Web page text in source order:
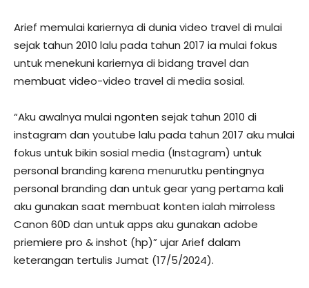
Arief memulai kariernya di dunia video travel di mulai
sejak tahun 2010 lalu pada tahun 2017 ia mulai fokus
untuk menekuni kariernya di bidang travel dan
membuat video-video travel di media sosial.
“Aku awalnya mulai ngonten sejak tahun 2010 di
instagram dan youtube lalu pada tahun 2017 aku mulai
fokus untuk bikin sosial media (Instagram) untuk
personal branding karena menurutku pentingnya
personal branding dan untuk gear yang pertama kali
aku gunakan saat membuat konten ialah mirroless
Canon 60D dan untuk apps aku gunakan adobe
priemiere pro & inshot (hp)” ujar Arief dalam
keterangan tertulis Jumat (17/5/2024).